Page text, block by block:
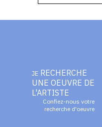
JE RECHERCHE
UNE OEUVRE DE
L'ARTISTE
Confiez-nous votre
recherche d'oeuvre